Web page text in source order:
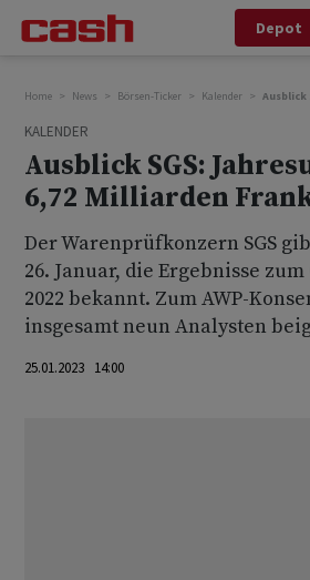
Depot
Home News Börsen-Ticker Kalender Ausblick
KALENDER
Ausblick SGS:
6,72 Milliarden
Der Warenprüfkonzern SGS
26. Januar, die Ergebnisse
2022 bekannt. Zum AWP-
insgesamt neun Analysten
25.01.2023 14:00